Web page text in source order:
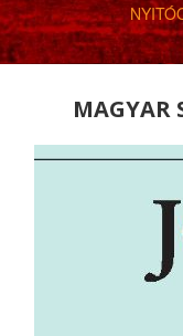
MAGYAR